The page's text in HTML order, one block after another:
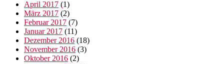
April 2017 (1)
März 2017 (2)
Februar 2017 (7)
Januar 2017 (11)
Dezember 2016 (18)
November 2016 (3)
Oktober 2016 (2)